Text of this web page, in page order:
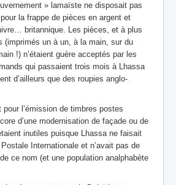
» lamaïste ne disposait pas
la frappe de pièces en argent et
britannique. Les pièces, et à plus
(imprimés un à un, à la main, sur du
!) n’étaient guère acceptés par les
qui passaient trois mois à Lhassa
d’ailleurs que des roupies anglo-
l’émission de timbres postes
d’une modernisation de façade ou de
inutiles puisque Lhassa ne faisait
Internationale et n’avait pas de
ce nom (et une population analphabète